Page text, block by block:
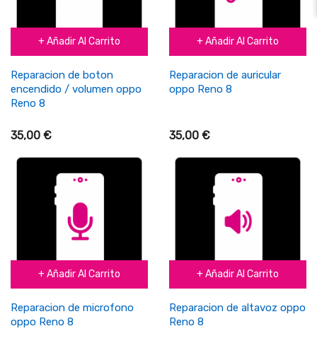
+ Añadir Al Carrito
Reparacion de boton
encendido / volumen oppo
Reno 8
35,00 €
+ Añadir Al Carrito
Reparacion de auricular
oppo Reno 8
35,00 €
+ Añadir Al Carrito
Reparacion de microfono
oppo Reno 8
+ Añadir Al Carrito
Reparacion de altavoz oppo
Reno 8